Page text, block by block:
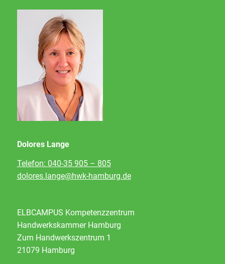
Dolores Lange
Telefon: 040-35 905 – 805
dolores.lange@hwk-hamburg.de
ELBCAMPUS Kompetenzzentrum
Handwerkskammer Hamburg
Zum Handwerkszentrum 1
21079 Hamburg